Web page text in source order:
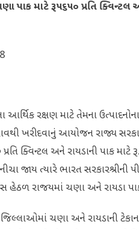
પાક માટે રૂ. ૫૬૫૦ પ્રતિ ક્વિન્ટલ
આર્થિક રક્ષણ માટે તેમના
ખરીદવાનું આયોજન રાજ્ય
ક્વિન્ટલ અને રાયડાની પાક
જાય ત્યારે ભારત
રાજયમાં ચણા અને રાયડા
ચણા અને રાયડાની